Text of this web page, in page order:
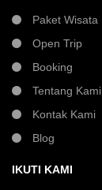
Paket Wisata
Open Trip
Booking
Tentang Kami
Kontak Kami
Blog
IKUTI KAMI